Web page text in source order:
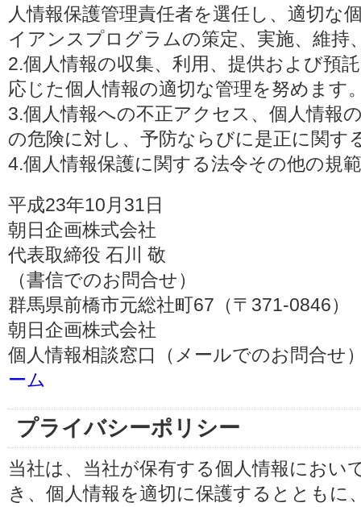
人情報保護管理責任者を選任し、適切な
イアンスプログラムの策定、実施、維持
2.個人情報の収集、利用、提供および預
応じた個人情報の適切な管理を努めます
3.個人情報への不正アクセス、個人情報
の危険に対し、予防ならびに是正に関す
4.個人情報保護に関する法令その他の規
平成23年10月31日
朝日企画株式会社
代表取締役 石川 敬
（書信でのお問合せ）
群馬県前橋市元総社町67（〒371-0846）
朝日企画株式会社
個人情報相談窓口（メールでのお問合せ
ーム
プライバシーポリシー
当社は、当社が保有する個人情報におい
き、個人情報を適切に保護するとともに